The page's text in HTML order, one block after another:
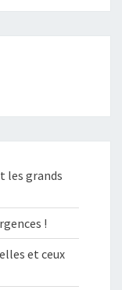
les grands
!
et ceux